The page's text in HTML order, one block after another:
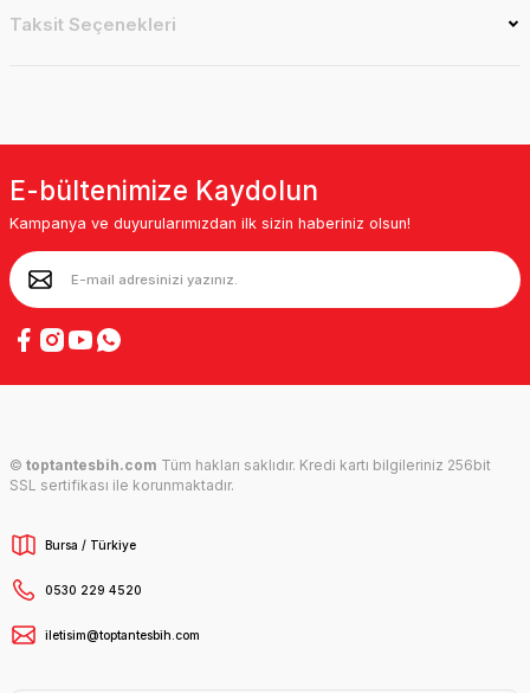
Taksit Seçenekleri
E-bültenimize Kaydolun
Kampanya ve duyurularımızdan ilk sizin haberiniz olsun!
© toptantesbih.com Tüm hakları saklıdır. Kredi kartı bilgileriniz 256bit
SSL sertifikası ile korunmaktadır.
Bursa / Türkiye
0530 229 4520
iletisim@toptantesbih.com